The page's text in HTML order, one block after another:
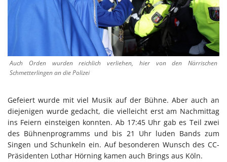
Auch Orden wurden reichlich verliehen, hier von den Närrischen
Schmetterlingen an die Polizei
Gefeiert wurde mit viel Musik auf der Bühne. Aber auch an
diejenigen wurde gedacht, die vielleicht erst am Nachmittag
ins Feiern einsteigen konnten. Ab 17:45 Uhr gab es Teil zwei
des Bühnenprogramms und bis 21 Uhr luden Bands zum
Singen und Schunkeln ein. Auf besonderen Wunsch des CC-
Präsidenten Lothar Hörning kamen auch Brings aus Köln.